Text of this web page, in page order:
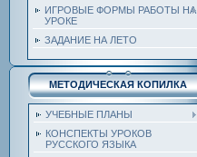
ИГРОВЫЕ ФОРМЫ РАБОТЫ НА
УРОКЕ
ЗАДАНИЕ НА ЛЕТО
МЕТОДИЧЕСКАЯ КОПИЛКА
УЧЕБНЫЕ ПЛАНЫ
КОНСПЕКТЫ УРОКОВ
РУССКОГО ЯЗЫКА